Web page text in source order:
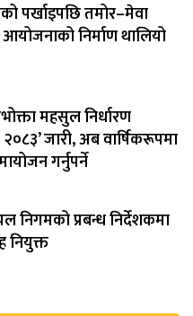
पर्खाइपछि तमोर–मेवा
निर्माण थालियो
महसुल निर्धारण
२०८३’ जारी, अब वार्षिकरूपमा
गर्नुपर्ने
निगमको प्रबन्ध निर्देशकमा
नियुक्त